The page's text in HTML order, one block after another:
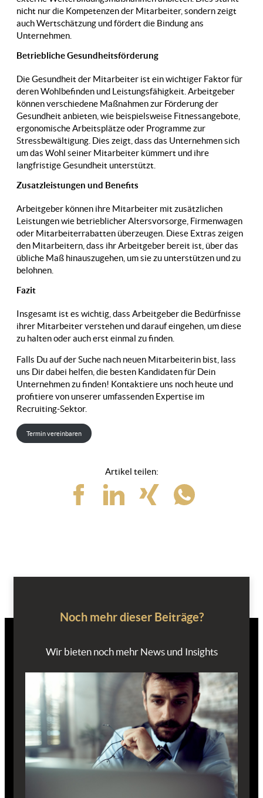
nicht nur die Kompetenzen der Mitarbeiter, sondern zeigt
auch Wertschätzung und fördert die Bindung ans
Unternehmen.
Betriebliche Gesundheitsförderung
Die Gesundheit der Mitarbeiter ist ein wichtiger Faktor für
deren Wohlbefinden und Leistungsfähigkeit. Arbeitgeber
können verschiedene Maßnahmen zur Förderung der
Gesundheit anbieten, wie beispielsweise Fitnessangebote,
ergonomische Arbeitsplätze oder Programme zur
Stressbewältigung. Dies zeigt, dass das Unternehmen sich
um das Wohl seiner Mitarbeiter kümmert und ihre
langfristige Gesundheit unterstützt.
Zusatzleistungen und Benefits
Arbeitgeber können ihre Mitarbeiter mit zusätzlichen
Leistungen wie betrieblicher Altersvorsorge, Firmenwagen
oder Mitarbeiterrabatten überzeugen. Diese Extras zeigen
den Mitarbeitern, dass ihr Arbeitgeber bereit ist, über das
übliche Maß hinauszugehen, um sie zu unterstützen und zu
belohnen.
Fazit
Insgesamt ist es wichtig, dass Arbeitgeber die Bedürfnisse
ihrer Mitarbeiter verstehen und darauf eingehen, um diese
zu halten oder auch erst einmal zu finden.
Falls Du auf der Suche nach neuen Mitarbeiterin bist, lass
uns Dir dabei helfen, die besten Kandidaten für Dein
Unternehmen zu finden! Kontaktiere uns noch heute und
profitiere von unserer umfassenden Expertise im
Recruiting-Sektor.
Termin vereinbaren
Artikel teilen:
Noch mehr dieser Beiträge?
Wir bieten noch mehr News und Insights